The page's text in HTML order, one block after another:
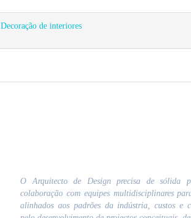
Decoração de interiores
O Arquitecto de Design precisa de sólida
colaboração com equipes multidisciplinares
alinhados aos padrões da indústria, custos e